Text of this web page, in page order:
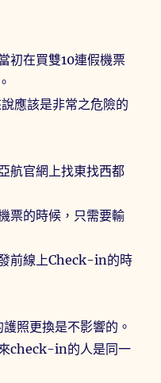
初在買雙10連假機票
應該是非常之危險的
航官網上找東找西都
票的時候，只需要輸
前線上Check-in的時
照更換是不影響的。
check-in的人是同一